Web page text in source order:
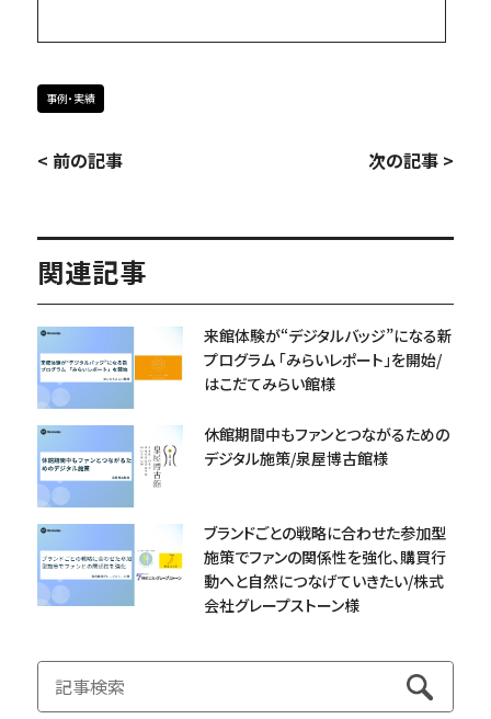
事例・実績
< 前の記事 次の記事 >
関連記事
来館体験が“デジタルバッジ”になる新
プログラム 「みらいレポート」を開始/
はこだてみらい館様
休館期間中もファンとつながるための
デジタル施策/泉屋博古館様
ブランドごとの戦略に合わせた参加型
施策でファンの関係性を強化、購買行
動へと自然につなげていきたい/株式
会社グレープストーン様